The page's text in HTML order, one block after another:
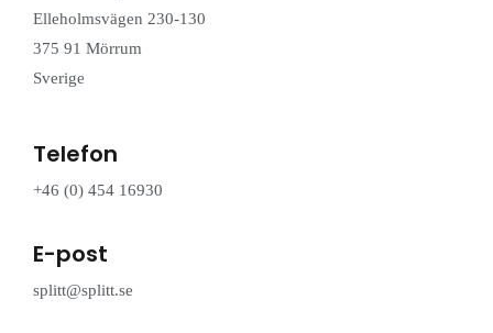
Elleholmsvägen 230-130
375 91 Mörrum
Sverige
Telefon
+46 (0) 454 16930
E-post
splitt@splitt.se